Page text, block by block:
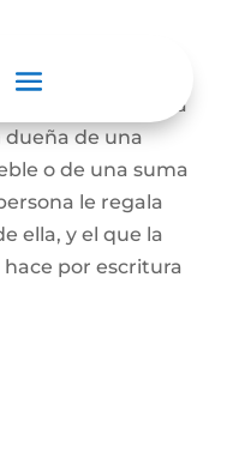
fin es que una
dueña de una
o de una suma
le regala
ella, y el que la
hace por escritura